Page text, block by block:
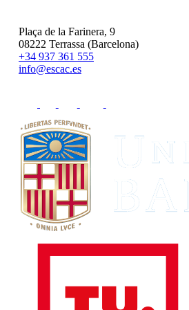
Plaça de la Farinera, 9
08222 Terrassa (Barcelona)
+34 937 361 555
info@escac.es